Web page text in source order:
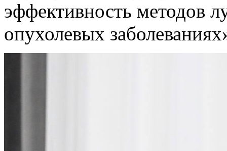
эффективность методов
опухолевых